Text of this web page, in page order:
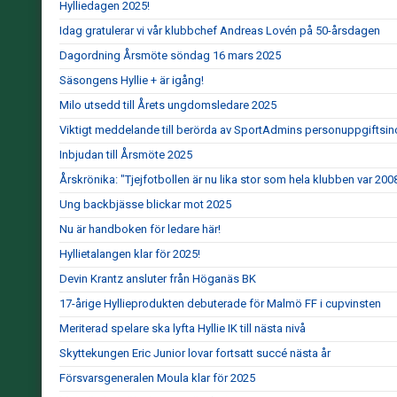
Hylliedagen 2025!
Idag gratulerar vi vår klubbchef Andreas Lovén på 50-årsdagen
Dagordning Årsmöte söndag 16 mars 2025
Säsongens Hyllie + är igång!
Milo utsedd till Årets ungdomsledare 2025
Viktigt meddelande till berörda av SportAdmins
Inbjudan till Årsmöte 2025
Årskrönika: "Tjejfotbollen är nu lika stor som hela klubben var
Ung backbjässe blickar mot 2025
Nu är handboken för ledare här!
Hyllietalangen klar för 2025!
Devin Krantz ansluter från Höganäs BK
17-årige Hyllieprodukten debuterade för Malmö FF i cupvinsten
Meriterad spelare ska lyfta Hyllie IK till nästa nivå
Skyttekungen Eric Junior lovar fortsatt succé nästa år
Försvarsgeneralen Moula klar för 2025